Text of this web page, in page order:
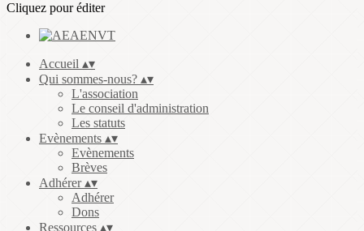
Cliquez pour éditer
Accueil ▴▾
Qui sommes-nous? ▴▾
L'association
Le conseil d'administration
Les statuts
Evènements ▴▾
Evènements
Brèves
Adhérer▴▾
Adhérer
Dons
Ressources ▴▾